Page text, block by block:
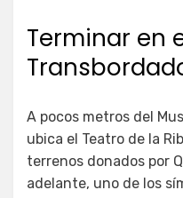
Terminar en
A pocos metros del
ubica el Teatro de la
terrenos donados por
adelante, uno de los